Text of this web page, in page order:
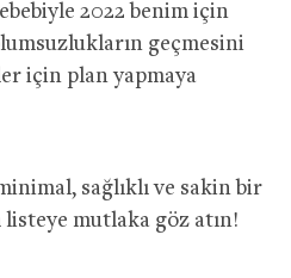
2022 benim için
geçmesini
için plan yapmaya
sağlıklı ve sakin bir
listeye mutlaka göz atın!